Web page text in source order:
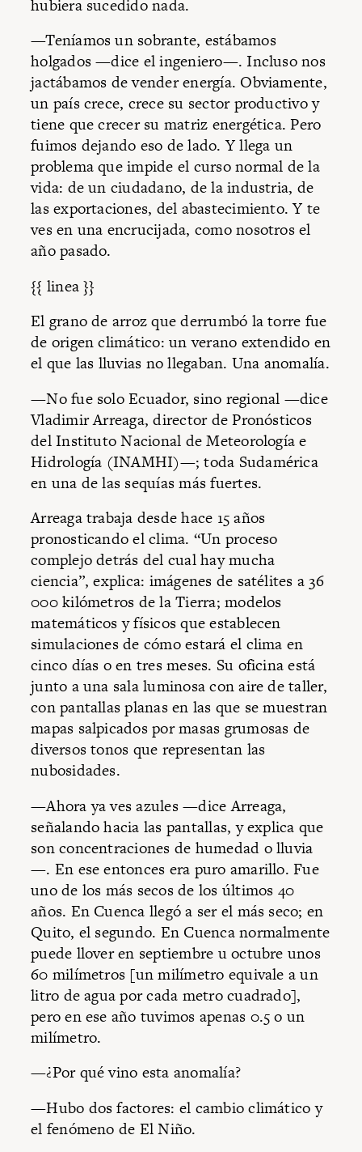
hubiera sucedido nada.
—Teníamos un sobrante, estábamos
holgados —dice el ingeniero—. Incluso nos
jactábamos de vender energía. Obviamente,
un país crece, crece su sector productivo y
tiene que crecer su matriz energética. Pero
fuimos dejando eso de lado. Y llega un
problema que impide el curso normal de la
vida: de un ciudadano, de la industria, de
las exportaciones, del abastecimiento. Y te
ves en una encrucijada, como nosotros el
año pasado.
{{ linea }}
El grano de arroz que derrumbó la torre fue
de origen climático: un verano extendido en
el que las lluvias no llegaban. Una anomalía.
—No fue solo Ecuador, sino regional —dice
Vladimir Arreaga, director de Pronósticos
del Instituto Nacional de Meteorología e
Hidrología (INAMHI)—; toda Sudamérica
en una de las sequías más fuertes.
Arreaga trabaja desde hace 15 años
pronosticando el clima. “Un proceso
complejo detrás del cual hay mucha
ciencia”, explica: imágenes de satélites a 36
000 kilómetros de la Tierra; modelos
matemáticos y físicos que establecen
simulaciones de cómo estará el clima en
cinco días o en tres meses. Su oficina está
junto a una sala luminosa con aire de taller,
con pantallas planas en las que se muestran
mapas salpicados por masas grumosas de
diversos tonos que representan las
nubosidades.
—Ahora ya ves azules —dice Arreaga,
señalando hacia las pantallas, y explica que
son concentraciones de humedad o lluvia
—. En ese entonces era puro amarillo. Fue
uno de los más secos de los últimos 40
años. En Cuenca llegó a ser el más seco; en
Quito, el segundo. En Cuenca normalmente
puede llover en septiembre u octubre unos
60 milímetros [un milímetro equivale a un
litro de agua por cada metro cuadrado],
pero en ese año tuvimos apenas 0.5 o un
milímetro.
—¿Por qué vino esta anomalía?
—Hubo dos factores: el cambio climático y
el fenómeno de El Niño.